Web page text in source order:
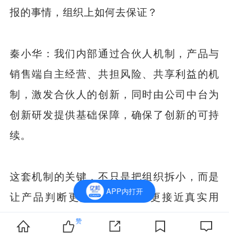
报的事情，组织上如何去保证？
秦小华：我们内部通过合伙人机制，产品与
销售端自主经营、共担风险、共享利益的机
制，激发合伙人的创新，同时由公司中台为
创新研发提供基础保障，确保了创新的可持
续。
这套机制的关键，不只是把组织拆小，而是
让产品判断更接近市场，也更接近真实用
户。每一个合伙人在立项时，都要符合一个
底层的经营哲学：判断一个产品能不能做，
APP内打开
赞